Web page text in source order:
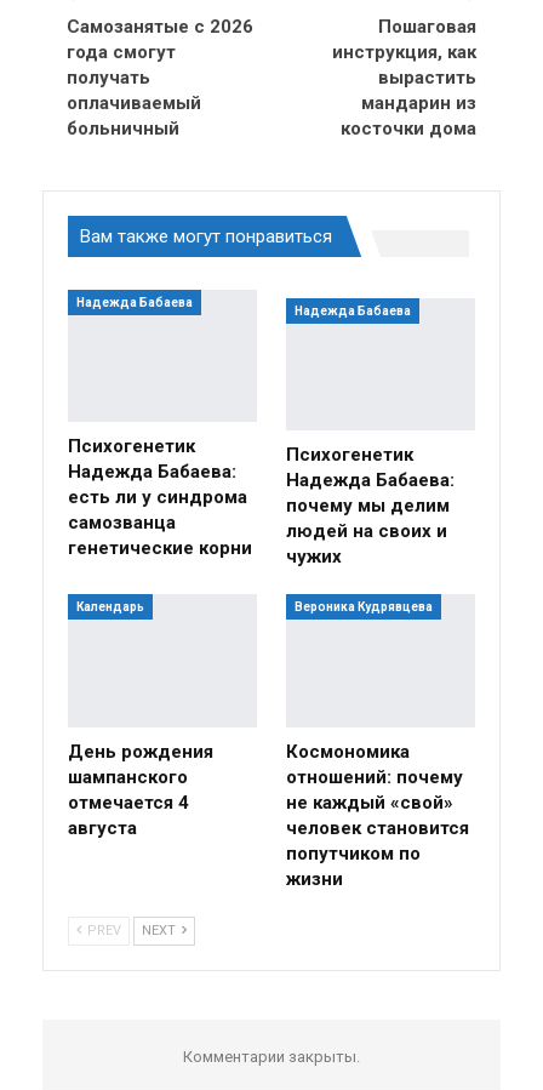
Самозанятые с 2026
года смогут
получать
оплачиваемый
больничный
Пошаговая
инструкция, как
вырастить
мандарин из
косточки дома
Вам также могут понравиться
Надежда Бабаева
Психогенетик
Надежда Бабаева:
есть ли у синдрома
самозванца
генетические корни
Надежда Бабаева
Психогенетик
Надежда Бабаева:
почему мы делим
людей на своих и
чужих
Календарь
День рождения
шампанского
отмечается 4
августа
Вероника Кудрявцева
Космономика
отношений: почему
не каждый «свой»
человек становится
попутчиком по
жизни
PREV NEXT
Комментарии закрыты.